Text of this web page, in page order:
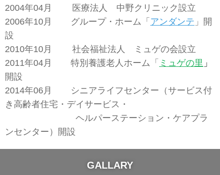
2004年04月 医療法人 中野クリニック設立
2006年10月 グループ・ホーム「 アンダンテ 」開
設
2010年10月 社会福祉法人 ミュゲの会設立
2011年04月 特別養護老人ホーム「 ミュゲの里 」
開設
2014年06月 シニアライフセンター（サービス付
き高齢者住宅・デイサービス・
ヘルパーステーション・ケアプラ
ンセンター）開設
GALLARY